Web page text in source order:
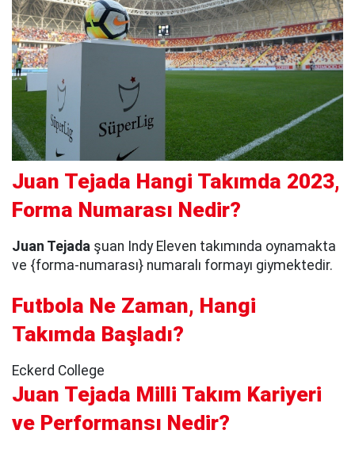
Juan Tejada Hangi Takımda 2023,
Forma Numarası Nedir?
Juan Tejada şuan Indy Eleven takımında oynamakta
ve {forma-numarası} numaralı formayı giymektedir.
Futbola Ne Zaman, Hangi
Takımda Başladı?
Eckerd College
Juan Tejada Milli Takım Kariyeri
ve Performansı Nedir?